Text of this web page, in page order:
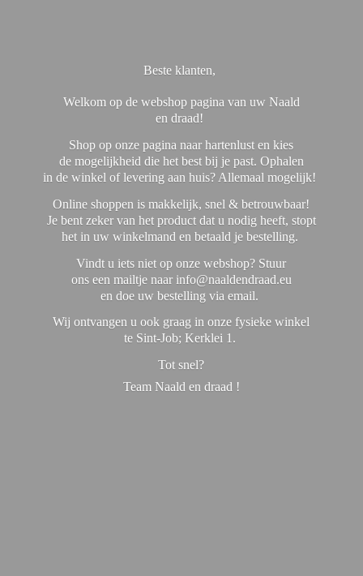
Beste klanten,
Welkom op de webshop pagina van uw Naald
en draad!
Shop op onze pagina naar hartenlust en kies
de mogelijkheid die het best bij je past. Ophalen
in de winkel of levering aan huis? Allemaal mogelijk!
Online shoppen is makkelijk, snel & betrouwbaar!
Je bent zeker van het product dat u nodig heeft, stopt
het in uw winkelmand en betaald je bestelling.
Vindt u iets niet op onze webshop? Stuur
ons een mailtje naar info@naaldendraad.eu
en doe uw bestelling via email.
Wij ontvangen u ook graag in onze fysieke winkel
te Sint-Job; Kerklei 1.
Tot snel?
Team Naald en draad !